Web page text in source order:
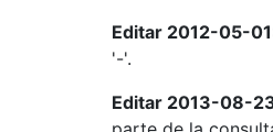
Editar 2012-05-
'-'.
Editar 2013-08-